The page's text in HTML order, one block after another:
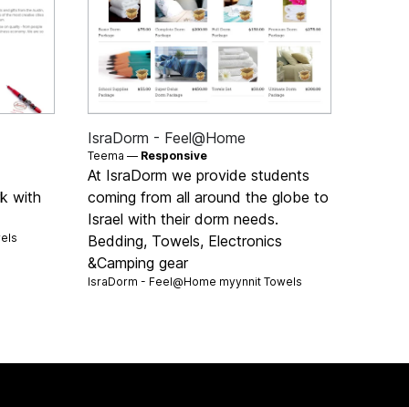
with
IsraDorm - Feel@Home
Teema — Responsive
At IsraDorm we provide students
coming from all around the globe to
Israel with their dorm needs.
Bedding, Towels, Electronics
&Camping gear
IsraDorm - Feel@Home myynnitTowels